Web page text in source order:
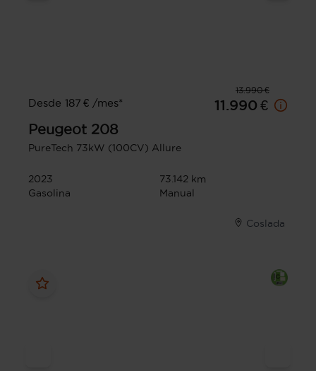
13.990 €
Desde 187 € /mes*
11.990 €
Peugeot 208
PureTech 73kW (100CV) Allure
2023
73.142 km
Gasolina
Manual
Coslada